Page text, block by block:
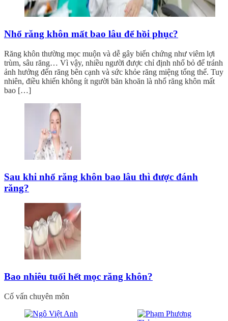
Nhổ răng khôn mất bao lâu để hồi phục?
Răng khôn thường mọc muộn và dễ gây biến chứng như viêm lợi
trùm, sâu răng… Vì vậy, nhiều người được chỉ định nhổ bỏ để tránh
ảnh hưởng đến răng bên cạnh và sức khỏe răng miệng tổng thể. Tuy
nhiên, điều khiến không ít người băn khoăn là nhổ răng khôn mất
bao […]
Sau khi nhổ răng khôn bao lâu thì được đánh
răng?
Bao nhiêu tuổi hết mọc răng khôn?
Cố vấn chuyên môn